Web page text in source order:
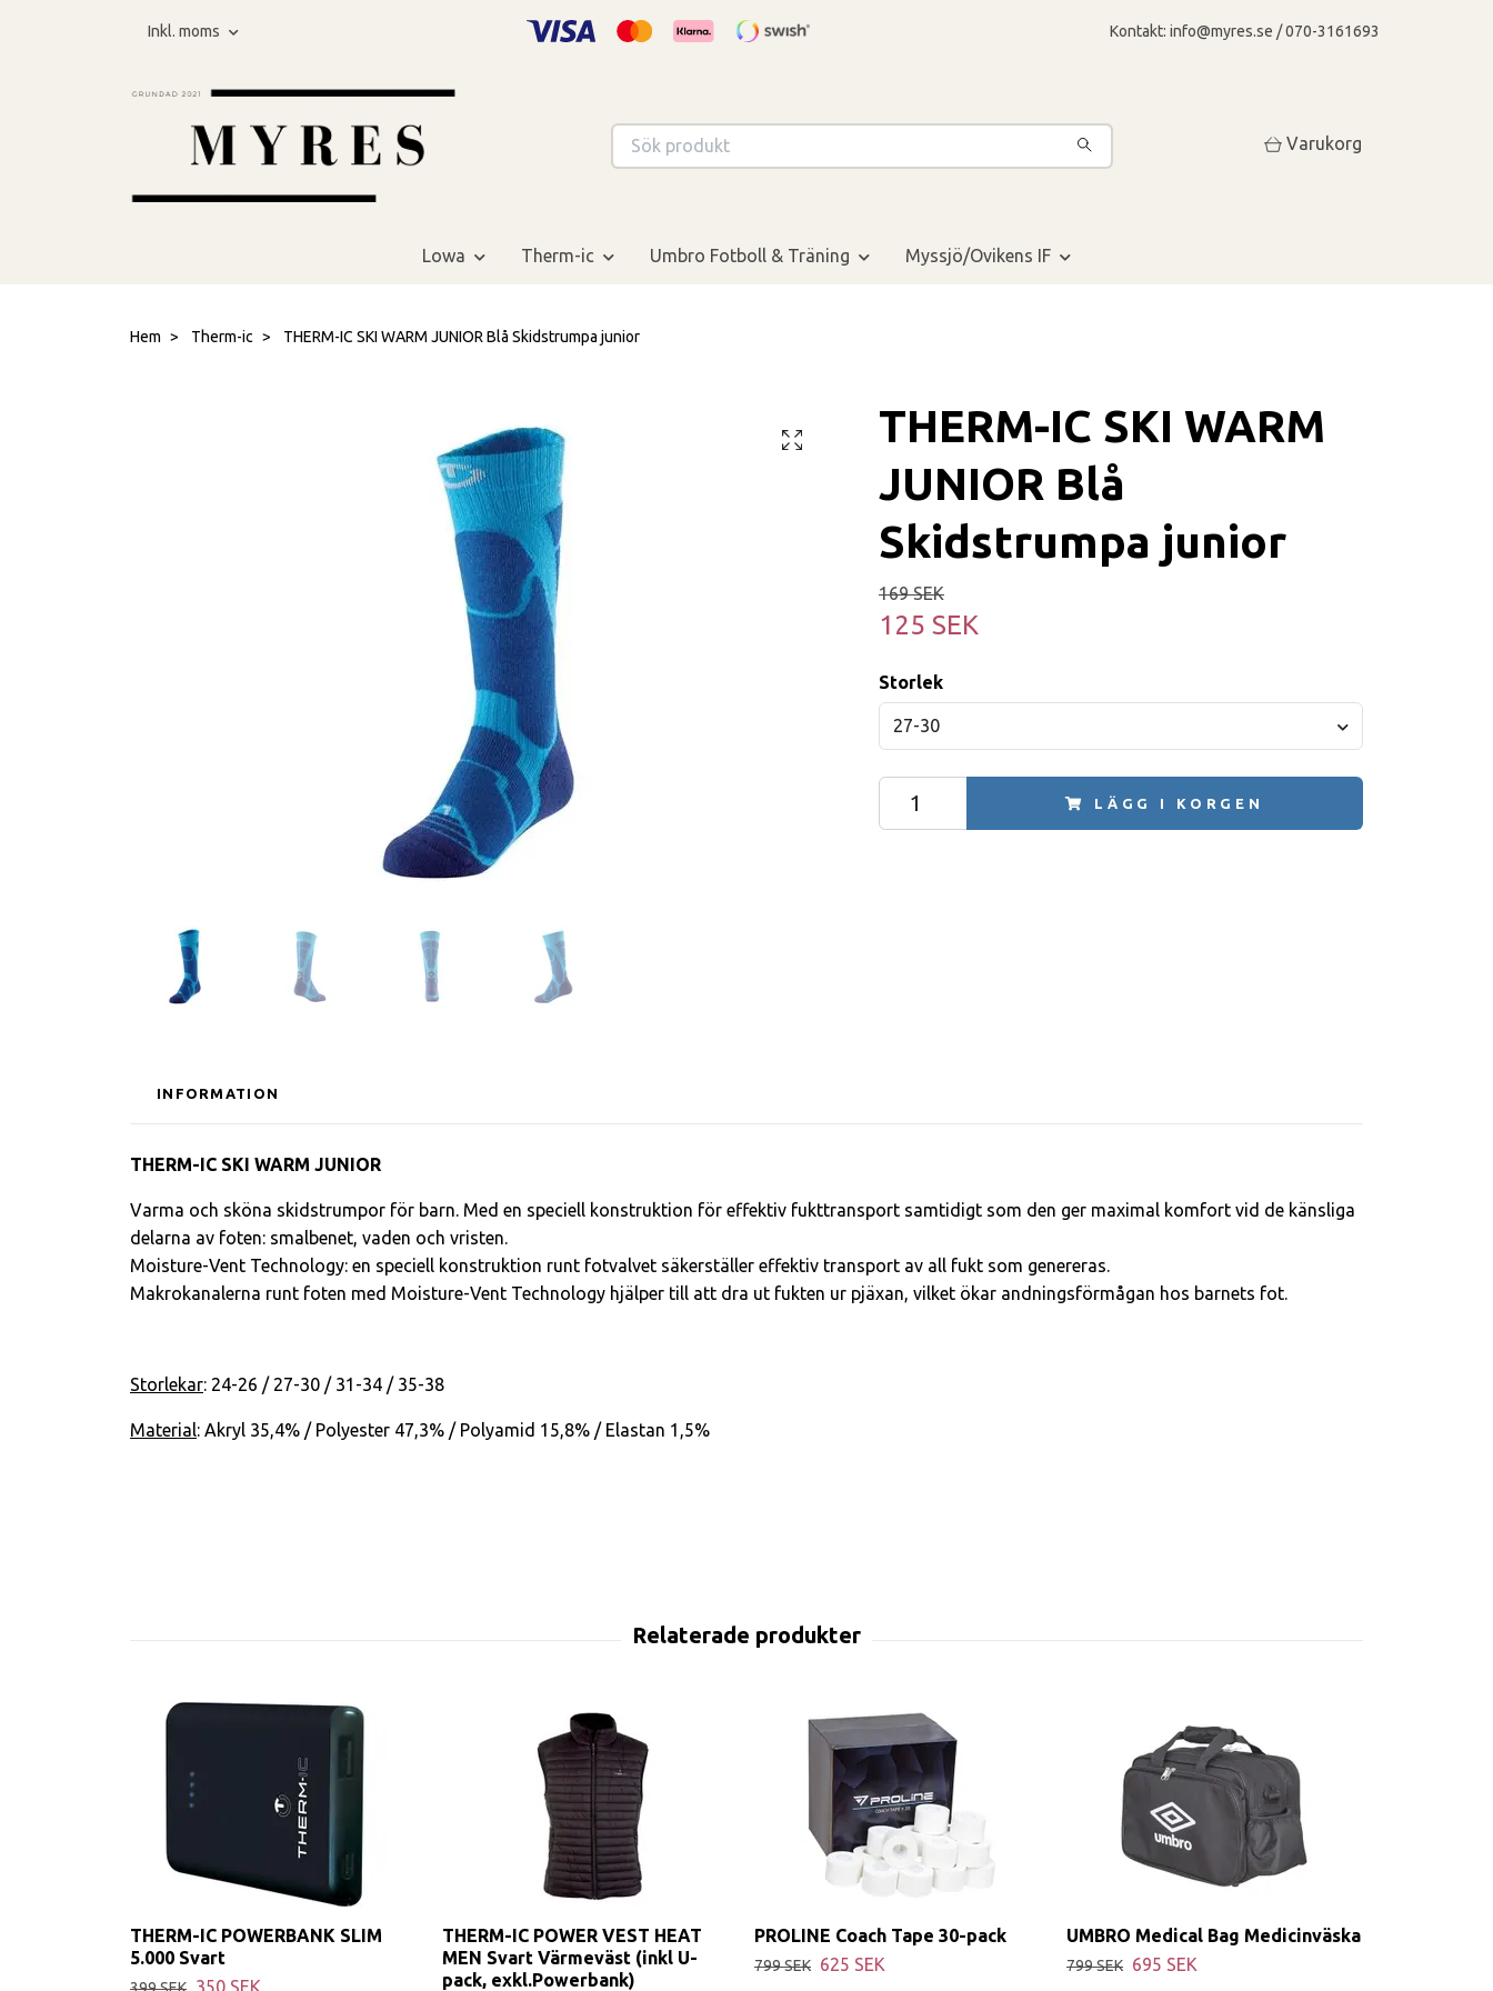
Inkl. moms Kontakt: info@myres.se / 070-3161693
Varukorg
Lowa Therm-ic Umbro Fotboll & Träning Myssjö/Ovikens IF
Hem Therm-ic THERM-IC SKI WARM JUNIOR Blå Skidstrumpa junior
THERM-IC SKI WARM
JUNIOR Blå
Skidstrumpa junior
169 SEK
125 SEK
Storlek
27-30
LÄGG I KORGEN
INFORMATION
THERM-IC SKI WARM JUNIOR
Varma och sköna skidstrumpor för barn. Med en speciell konstruktion för effektiv fukttransport samtidigt som den ger maximal komfort vid de känsliga
delarna av foten: smalbenet, vaden och vristen.
Moisture-Vent Technology: en speciell konstruktion runt fotvalvet säkerställer effektiv transport av all fukt som genereras.
Makrokanalerna runt foten med Moisture-Vent Technology hjälper till att dra ut fukten ur pjäxan, vilket ökar andningsförmågan hos barnets fot.
Storlekar: 24-26 / 27-30 / 31-34 / 35-38
Material: Akryl 35,4% / Polyester 47,3% / Polyamid 15,8% / Elastan 1,5%
THERM-IC POWERBANK SLIM
5.000 Svart
350 SEK
THERM-IC POWER VEST HEAT
MEN Svart Värmeväst (inkl U-
pack, exkl.Powerbank)
PROLINE Coach Tape 30-pack
799 SEK 625 SEK
UMBRO Medical Bag Medicinväska
799 SEK 695 SEK